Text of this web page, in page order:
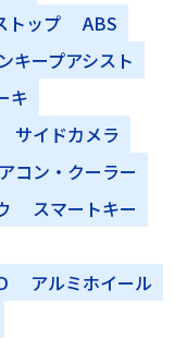
トップ
ABS
キープアシスト
キ
サイドカメラ
コン・クーラー
スマートキー
アルミホイール